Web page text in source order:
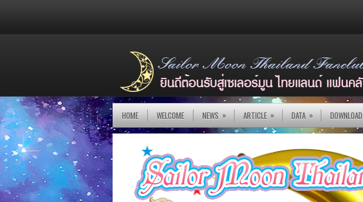
HOME WELCOME NEWS » ARTICLE » DATA » DOWNLOAD